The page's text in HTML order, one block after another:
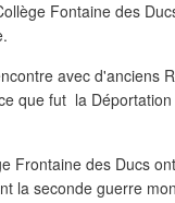
Fontaine des
avec d'anciens
que fut la